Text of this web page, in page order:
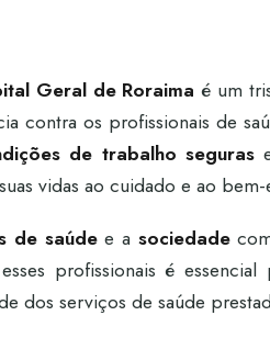
Geral de Roraima é um
contra os profissionais de
de trabalho seguras
vidas ao cuidado e ao
de saúdee a sociedade
profissionais é
dos serviços de saúde